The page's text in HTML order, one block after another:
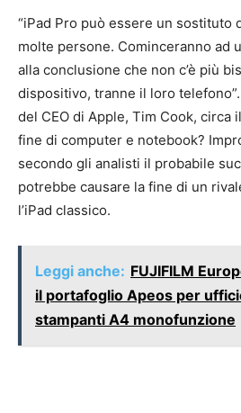
“iPad Pro può essere un sostituto
molte persone. Cominceranno ad
alla conclusione che non c’è più
dispositivo, tranne il loro
del CEO di Apple, Tim Cook, circa
fine di computer e notebook?
secondo gli analisti il probabile
potrebbe causare la fine di un
l’iPad classico.
Leggi anche: FUJIFILM
il portafoglio Apeos per
stampanti A4 monofunzione